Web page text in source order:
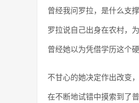
曾经我问罗拉，是什么支
罗拉说自己出身在农村，
曾经她以为凭借学历这个
不甘心的她决定作出改变
在不断地试错中摸索到了